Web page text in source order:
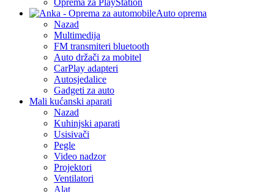
Oprema za PlayStation
Auto oprema
Nazad
Multimedija
FM transmiteri bluetooth
Auto držači za mobitel
CarPlay adapteri
Autosjedalice
Gadgeti za auto
Mali kućanski aparati
Nazad
Kuhinjski aparati
Usisivači
Pegle
Video nadzor
Projektori
Ventilatori
Alat